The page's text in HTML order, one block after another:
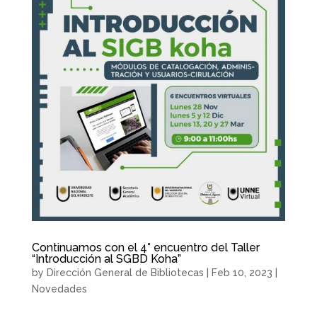
Continuamos con el 4° encuentro del Taller
“Introducción al SGBD Koha”
by Dirección General de Bibliotecas Feb 10, 2023
Novedades